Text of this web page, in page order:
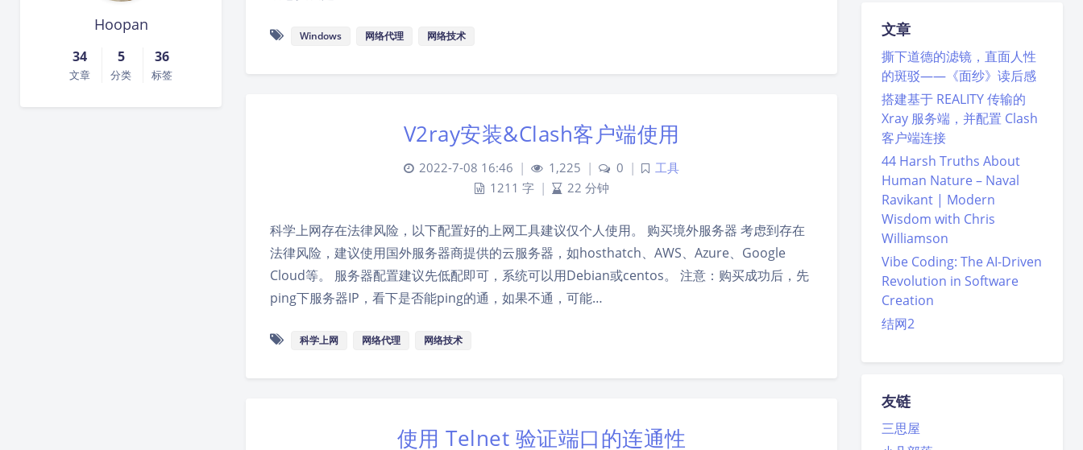
Hoopan
34
文章
5
分类
36
标签
文章
撕下道德的滤镜，直面人性
的斑驳——《面纱》读后感
搭建基于 REALITY 传输的
Xray 服务端，并配置 Clash
客户端连接
44 Harsh Truths About
Human Nature – Naval
Ravikant | Modern
Wisdom with Chris
Williamson
Vibe Coding: The AI-Driven
Revolution in Software
Creation
结网2
友链
三思屋
Windows 网络代理 网络技术
V2ray安装&Clash客户端使用
2022-7-08 16:46 | 1,225 | 0 |
工具
1211 字 | 22 分钟
科学上网存在法律风险，以下配置好的上网工具建议仅个人使用。 购买境外服务器 考虑到存在
法律风险，建议使用国外服务器商提供的云服务器，如hosthatch、AWS、Azure、Google
Cloud等。 服务器配置建议先低配即可，系统可以用Debian或centos。 注意：购买成功后，先
ping下服务器IP，看下是否能ping的通，如果不通，可能…
科学上网 网络代理 网络技术
使用 Telnet 验证端口的连通性